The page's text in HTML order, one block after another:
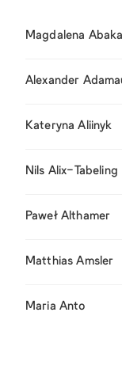
Magdalena
Alexander
Kateryna Aliinyk
Nils Alix-Tabeling
Paweł Althamer
Matthias Amsler
Maria Anto